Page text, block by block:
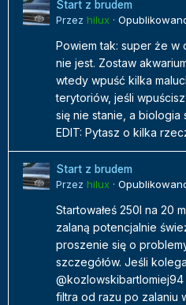
Start z brudem
Przez hilux ·
Powiem tak: super że w
nie jest. Zostaw
wtedy wpuść kilka
terytoriów, jeśli
się nie stanie, a biologia
EDIT: Pytasz o kilka
Start z brudem
Przez hilux ·
Startowałeś 250l na 20
zalaną potencjalnie
proszenie się o
szczegółów. Jeśli kolega
filtra od razu po zalaniu